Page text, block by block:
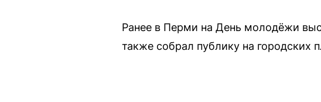
Ранее в Перми на День молодёжи
также собрал публику на городских